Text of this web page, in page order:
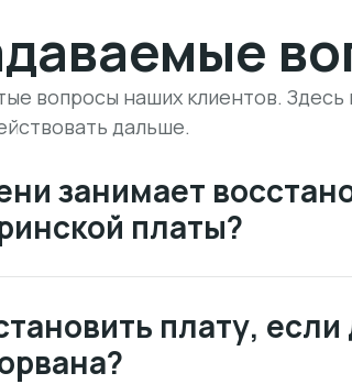
вопросы наших клиентов.
дальше.
занимает
платы?
плату,